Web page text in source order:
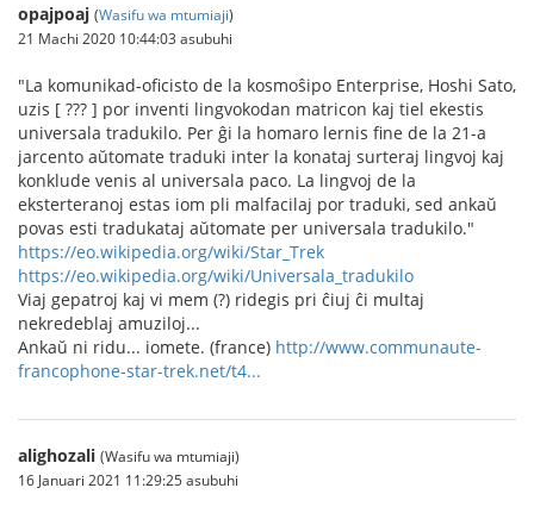
opajpoaj (Wasifu wa mtumiaji)
21 Machi 2020 10:44:03 asubuhi
"La komunikad-oficisto de la kosmoŝipo Enterprise, Hoshi Sato,
uzis [ ??? ] por inventi lingvokodan matricon kaj tiel ekestis
universala tradukilo. Per ĝi la homaro lernis fine de la 21-a
jarcento aŭtomate traduki inter la konataj surteraj lingvoj kaj
konklude venis al universala paco. La lingvoj de la
eksterteranoj estas iom pli malfacilaj por traduki, sed ankaŭ
povas esti tradukataj aŭtomate per universala tradukilo."
https://eo.wikipedia.org/wiki/Star_Trek
https://eo.wikipedia.org/wiki/Universala_tradukilo
Viaj gepatroj kaj vi mem (?) ridegis pri ĉiuj ĉi multaj
nekredeblaj amuziloj...
Ankaŭ ni ridu... iomete. (france) http://www.communaute-
francophone-star-trek.net/t4...
alighozali (Wasifu wa mtumiaji)
16 Januari 2021 11:29:25 asubuhi